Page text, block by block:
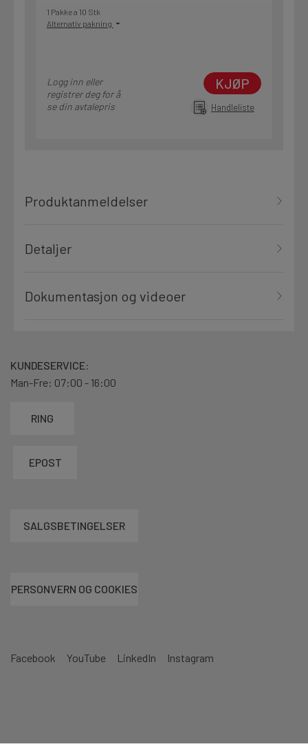
1 Pakke a 10 Stk
Alternativ pakning
Logg inn eller
registrer deg for å
se din avtalepris
KJØP
Handleliste
Produktanmeldelser
Detaljer
Dokumentasjon og videoer
Facebook YouTube LinkedIn Instagram
KUNDESERVICE:
Man-Fre: 07:00 - 16:00
RING
EPOST
SALGSBETINGELSER
PERSONVERN OG COOKIES